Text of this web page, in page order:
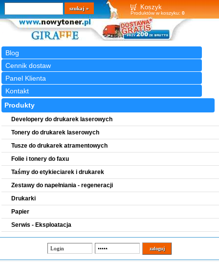
Koszyk
Produktów w koszyku: 0
Blog
Cennik dostaw
Panel Klienta
Kontakt
Wyszukiwarka
szukaj
Produkty
Developery do drukarek laserowych
Tonery do drukarek laserowych
Tusze do drukarek atramentowych
Folie i tonery do faxu
Taśmy do etykieciarek i drukarek
Zestawy do napełniania - regeneracji
Drukarki
Papier
Serwis - Eksploatacja